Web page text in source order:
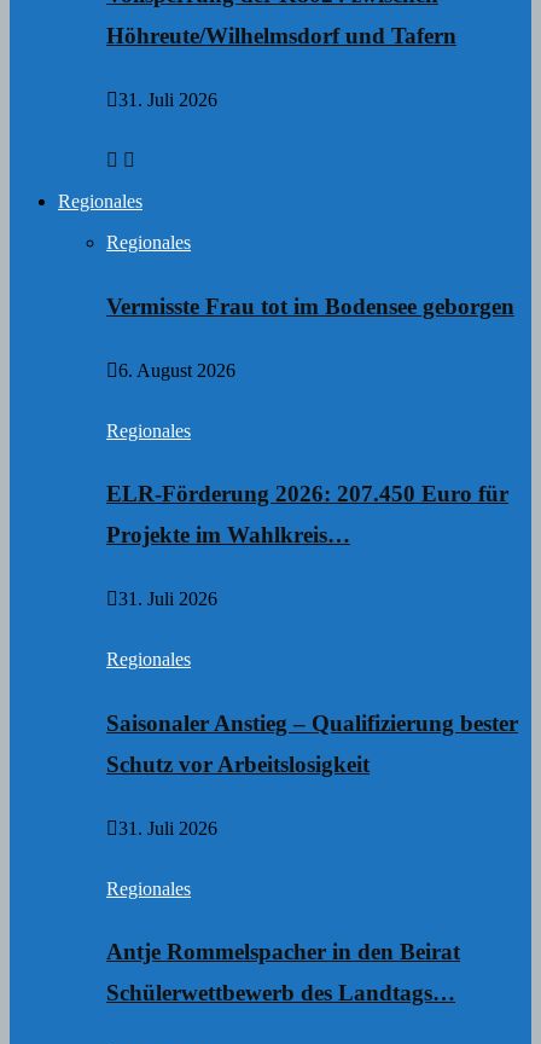
Höhreute/Wilhelmsdorf und Tafern
31. Juli 2026
Regionales
Regionales
Vermisste Frau tot im Bodensee geborgen
6. August 2026
Regionales
ELR-Förderung 2026: 207.450 Euro für
Projekte im Wahlkreis…
31. Juli 2026
Regionales
Saisonaler Anstieg – Qualifizierung bester
Schutz vor Arbeitslosigkeit
31. Juli 2026
Regionales
Antje Rommelspacher in den Beirat
Schülerwettbewerb des Landtags…